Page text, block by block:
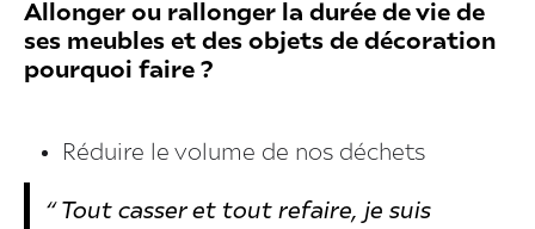
Allonger ou rallonger la durée de vie de
ses meubles et des objets de décoration
pourquoi faire ?
Réduire le volume de nos déchets
“ Tout casser et tout refaire, je suis